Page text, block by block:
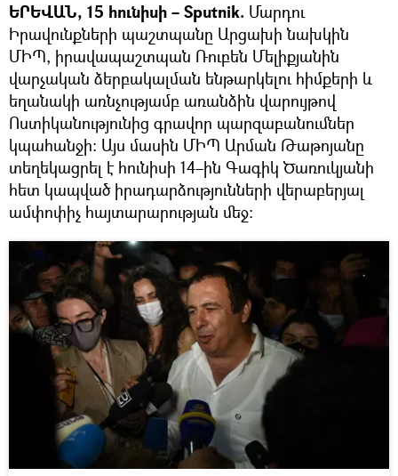
ԵՐԵՎԱՆ, 15 հունիսի – Sputnik. Մարդու
Իրավունքների պաշտպանը Արցախի նախկին
ՄԻՊ, իրավապաշտպան Ռուբեն Մելիքյանին
վարչական ձերբակալման ենթարկելու հիմքերի և
եղանակի առնչությամբ առանձին վարույթով
Ոստիկանությունից գրավոր պարզաբանումներ
կպահանջի: Այս մասին ՄԻՊ Արման Թաթոյանը
տեղեկացրել է հունիսի 14–ին Գագիկ Ծառուկյանի
հետ կապված իրադարձությունների վերաբերյալ
ամփոփիչ հայտարարության մեջ։